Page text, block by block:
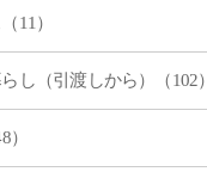
11）
し（引渡しから）（102）